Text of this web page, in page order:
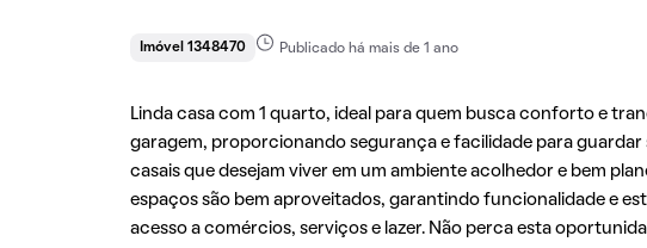
Imóvel 1348470 Publicado há mais de 1 ano
Linda casa com 1 quarto, ideal para quem busca conforto e
garagem, proporcionando segurança e facilidade para guardar
casais que desejam viver em um ambiente acolhedor e bem
espaços são bem aproveitados, garantindo funcionalidade e
acesso a comércios, serviços e lazer. Não perca esta